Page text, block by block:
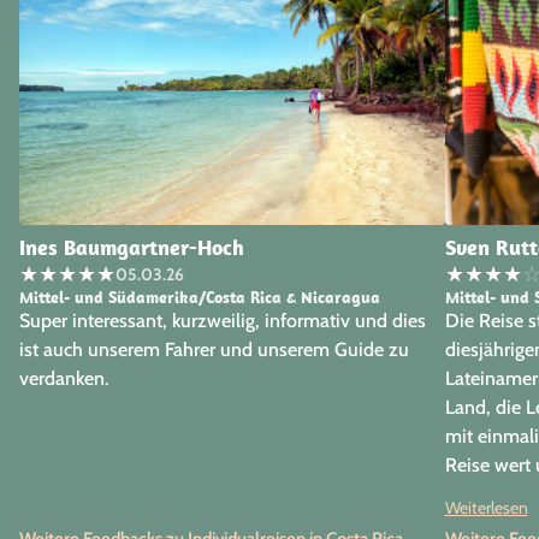
Ines Baumgartner-Hoch
★★★★★05.03.26
Mittel- und Südamerika/Costa Rica & Nicaragua
Super interessant, kurzweilig, informativ und dies
ist auch unserem Fahrer und unserem Guide zu
verdanken.
Sven
★★★★
Mittel- und
Die Reise
Land, die
mit
Reise wert
der Reise
Weiterlesen